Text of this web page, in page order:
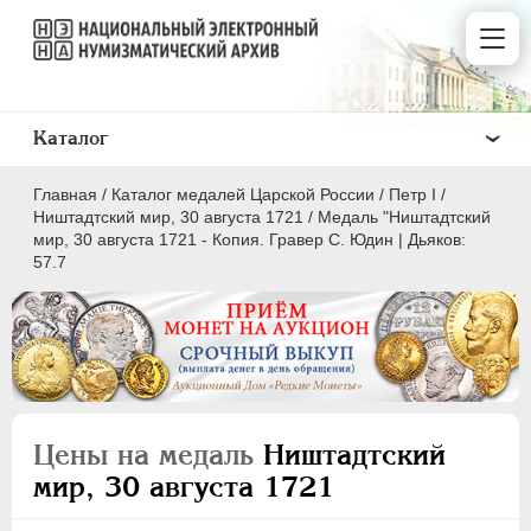
Главная / Каталог медалей Царской России / Пeтр I /
Ништадтский мир, 30 августа 1721 / Медаль "Ништадтский
мир, 30 августа 1721 - Копия. Гравер С. Юдин | Дьяков:
57.7
Цены на медаль Ништадтский
мир, 30 августа 1721
Каталог
ВСЕ
ПEТР I 1699-1725
D G H
N